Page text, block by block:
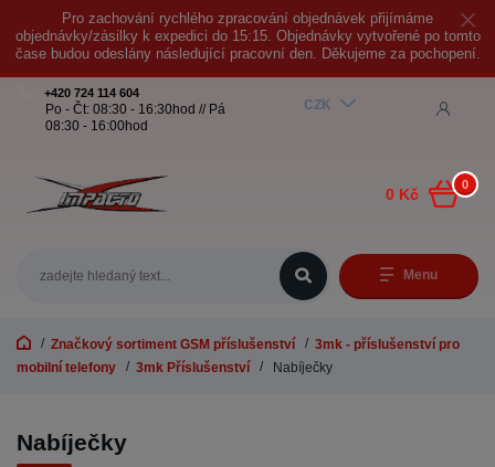
Pro zachování rychlého zpracování objednávek přijímáme
objednávky/zásilky k expedici do 15:15. Objednávky vytvořené po tomto
čase budou odeslány následující pracovní den. Děkujeme za pochopení.
Menu
CZK
+420 724 114 604
Po - Čt: 08:30 - 16:30hod // Pá
08:30 - 16:00hod
0
0 Kč
Značkový sortiment GSM příslušenství
3mk - příslušenství pro
mobilní telefony
3mk Příslušenství Nabíječky
Nabíječky